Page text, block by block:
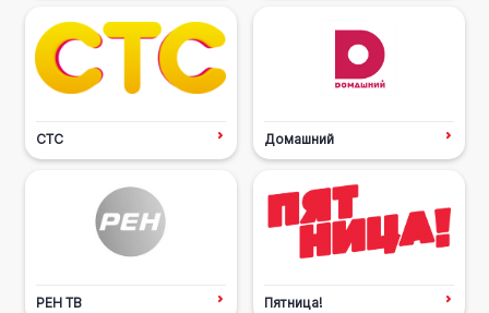
СТС Домашний
РЕН ТВ Пятница!